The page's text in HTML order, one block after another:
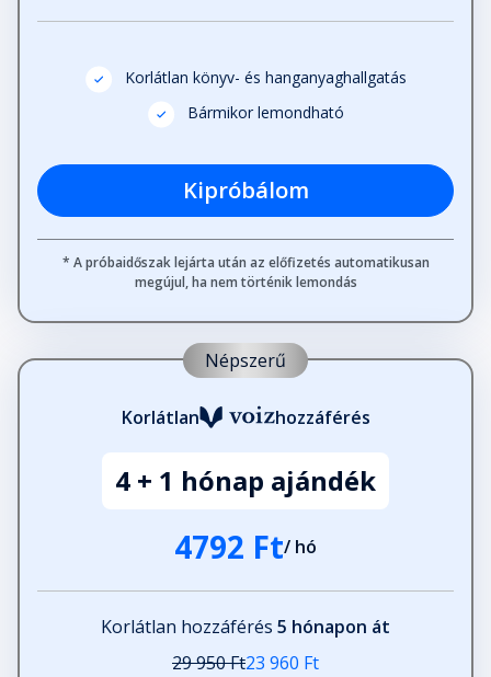
Korlátlan könyv- és hanganyaghallgatás
Bármikor lemondható
Kipróbálom
* A próbaidőszak lejárta után az előfizetés automatikusan
megújul, ha nem történik lemondás
Népszerű
Korlátlan hozzáférés
4 + 1 hónap ajándék
4792 Ft/ hó
Korlátlan hozzáférés 5 hónapon át
29 950 Ft23 960 Ft